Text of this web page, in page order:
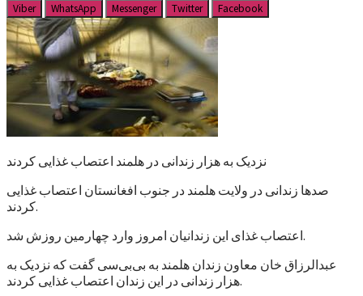
Viber WhatsApp Messenger Twitter Facebook
نزدیک به هزار زندانی در هلمند اعتصاب غذایی کردند
صدها زندانی در ولایت هلمند در جنوب افغانستان اعتصاب غذایی
کردند.
اعتصاب غذای این زندانیان امروز وارد چهارمین روزش شد.
عبدالرزاق خان معاون زندان هلمند به بی‌بی‌سی گفت که نزدیک به
هزار زندانی در این زندان اعتصاب غذایی کردند.